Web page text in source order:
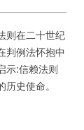
则在二十世纪
判例法怀抱中
示:信赖法则
史使命。